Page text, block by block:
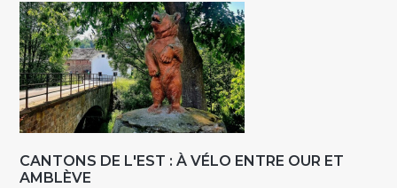
CANTONS DE L'EST : À VÉLO ENTRE OUR ET
AMBLÈVE